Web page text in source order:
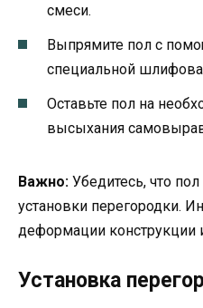
смеси.
Выпрямите пол с
специальной
Оставьте пол на
высыхания
Важно: Убедитесь, что
установки перегородки.
деформации конструкции
Установка